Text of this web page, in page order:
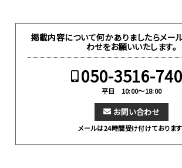
掲載内容について何かありましたらメー
わせをお願いいたします。
050-3516-
平日 10:00～18:00
お問い合わせ
メールは24時間受け付けております